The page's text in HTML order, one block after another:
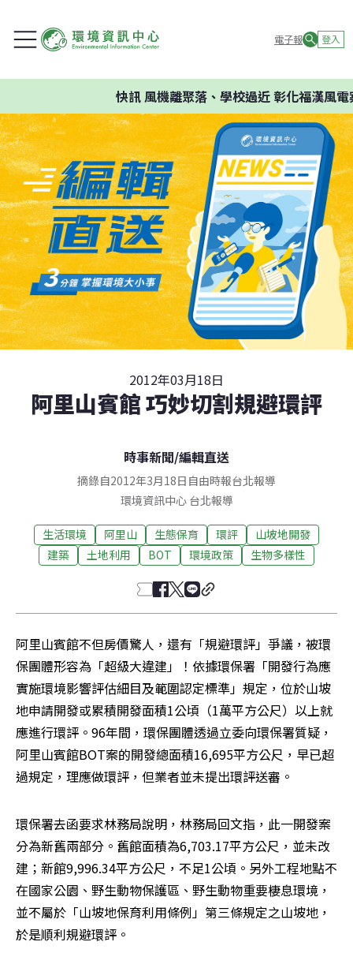
電子報 登入
快訊風機離聚落、學校過近 彰化福漢風電
2012年03月18日
阿里山賓館 巧妙切割規避環評
時事新聞/編輯直送
摘錄自2012年3月18日自由時報台北報導
環境資訊中心 台北報導
生活環境 阿里山 生態保育 環評
山坡地開發
建築
土地利用 BOT 環境政策 生物多樣性
阿里山賓館不但房價驚人，還有「規避環評」爭議，被環
保團體形容為「超級大違建」！依據環保署「開發行為應
實施環境影響評估細目及範圍認定標準」規定，位於山坡
地申請開發或累積開發面積1公頃（1萬平方公尺）以上就
應進行環評。96年間，環保團體透過立委向環保署質疑，
阿里山賓館BOT案的開發總面積16,695平方公尺，早已超
過規定，理應做環評，但業者並未提出環評送審。
環保署去函要求林務局說明，林務局回文指，此一開發案
分為新舊兩部分。舊館面積為6,703.17平方公尺，並未改
建；新館9,996.34平方公尺，不足1公頃。另外工程地點不
在國家公園、野生動物保護區、野生動物重要棲息環境，
並不屬於「山坡地保育利用條例」第三條規定之山坡地，
於是順利規避環評。